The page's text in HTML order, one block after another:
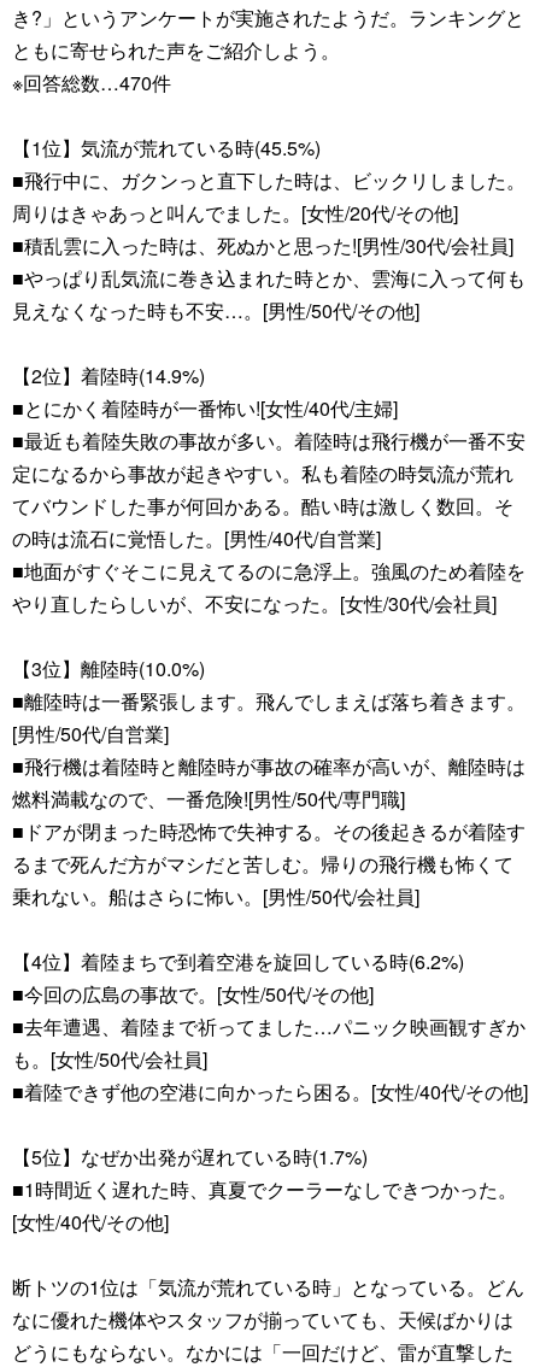
き?」というアンケートが実施されたようだ。ランキングと
ともに寄せられた声をご紹介しよう。
※回答総数…470件
【1位】気流が荒れている時(45.5%)
■飛行中に、ガクンっと直下した時は、ビックリしました。
周りはきゃあっと叫んでました。[女性/20代/その他]
■積乱雲に入った時は、死ぬかと思った![男性/30代/会社員]
■やっぱり乱気流に巻き込まれた時とか、雲海に入って何も
見えなくなった時も不安…。[男性/50代/その他]
【2位】着陸時(14.9%)
■とにかく着陸時が一番怖い![女性/40代/主婦]
■最近も着陸失敗の事故が多い。着陸時は飛行機が一番不安
定になるから事故が起きやすい。私も着陸の時気流が荒れ
てバウンドした事が何回かある。酷い時は激しく数回。そ
の時は流石に覚悟した。[男性/40代/自営業]
■地面がすぐそこに見えてるのに急浮上。強風のため着陸を
やり直したらしいが、不安になった。[女性/30代/会社員]
【3位】離陸時(10.0%)
■離陸時は一番緊張します。飛んでしまえば落ち着きます。
[男性/50代/自営業]
■飛行機は着陸時と離陸時が事故の確率が高いが、離陸時は
燃料満載なので、一番危険![男性/50代/専門職]
■ドアが閉まった時恐怖で失神する。その後起きるが着陸す
るまで死んだ方がマシだと苦しむ。帰りの飛行機も怖くて
乗れない。船はさらに怖い。[男性/50代/会社員]
【4位】着陸まちで到着空港を旋回している時(6.2%)
■今回の広島の事故で。[女性/50代/その他]
■去年遭遇、着陸まで祈ってました…パニック映画観すぎか
も。[女性/50代/会社員]
■着陸できず他の空港に向かったら困る。[女性/40代/その他]
【5位】なぜか出発が遅れている時(1.7%)
■1時間近く遅れた時、真夏でクーラーなしできつかった。
[女性/40代/その他]
断トツの1位は「気流が荒れている時」となっている。どん
なに優れた機体やスタッフが揃っていても、天候ばかりは
どうにもならない。なかには「一回だけど、雷が直撃した